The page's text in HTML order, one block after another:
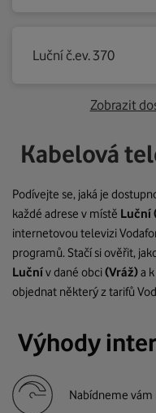
Luční č.ev. 370
Zobrazit
Kabelová
Podívejte se, jaká je
každé adrese v místě Luční
internetovou televizi
programů. Stačí si ověřit,
Lučnív dané obci(Vráž)a
objednat některý z tarifů
Výhody
Nabídneme vám